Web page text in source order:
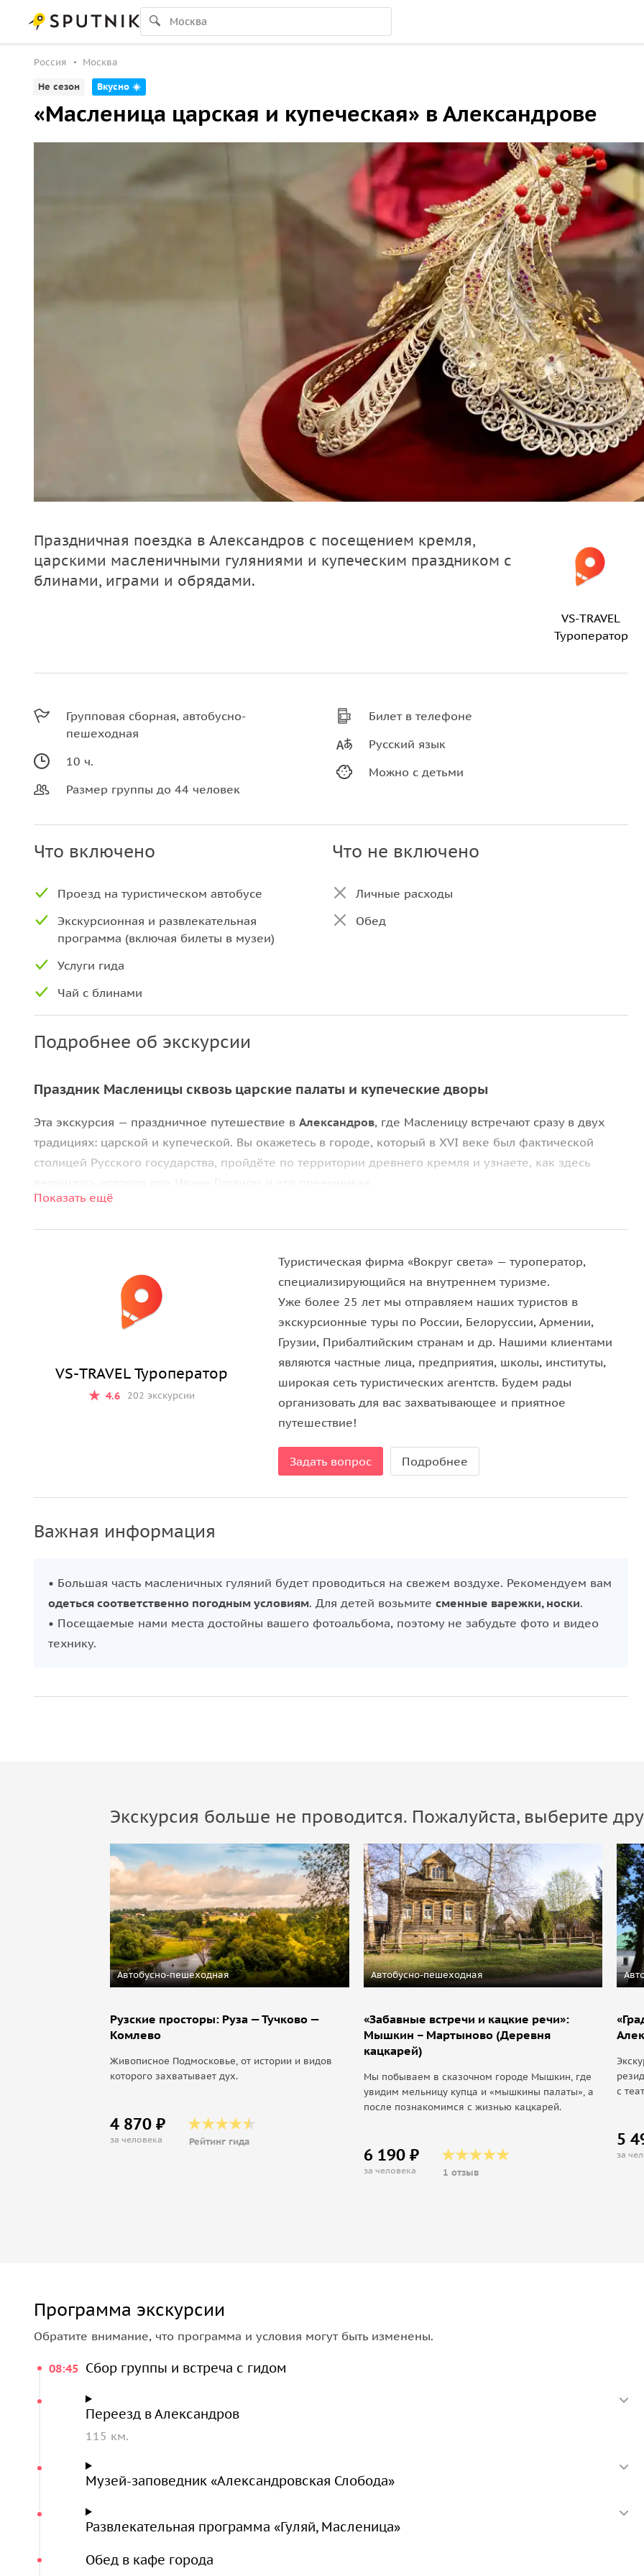
Россия
Москва
Не сезон
Вкусно ☀️
«Масленица царская и купеческая» в Александрове
Праздничная поездка в Александров с посещением кремля,
царскими масленичными гуляниями и купеческим праздником с
блинами, играми и обрядами.
VS-TRAVEL
Туроператор
Групповая сборная, автобусно-
пешеходная
10 ч.
Размер группы до 44 человек
Билет в телефоне
Русский язык
Можно с детьми
Что включено
Проезд на туристическом автобусе
Экскурсионная и развлекательная
программа (включая билеты в музеи)
Услуги гида
Чай с блинами
Что не включено
Личные расходы
Обед
Подробнее об экскурсии
Праздник Масленицы сквозь царские палаты и купеческие дворы
Эта экскурсия — праздничное путешествие в Александров, где Масленицу встречают сразу в двух
традициях: царской и купеческой. Вы окажетесь в городе, который в XVI веке был фактической
столицей Русского государства, пройдёте по территории древнего кремля и узнаете, как здесь
усадьбе купца Первушина
забавами. Этот маршрут соединяет историю, театр и народные традиции, позволяя прожить
Масленицу так, как её отмечали в разные эпохи.
Показать ещё
VS-TRAVEL Туроператор
4.6 202 экскурсии
Туристическая фирма «Вокруг света» — туроператор,
специализирующийся на внутреннем туризме.
Уже более 25 лет мы отправляем наших туристов в
экскурсионные туры по России, Белоруссии, Армении,
Грузии, Прибалтийским странам и др. Нашими клиентами
являются частные лица, предприятия, школы, институты,
широкая сеть туристических агентств. Будем рады
организовать для вас захватывающее и приятное
путешествие!
Задать вопрос Подробнее
Важная информация
• Большая часть масленичных гуляний будет проводиться на свежем воздухе. Рекомендуем вам
одеться соответственно погодным условиям. Для детей возьмите сменные варежки, носки.
• Посещаемые нами места достойны вашего фотоальбома, поэтому не забудьте фото и видео
технику.
Экскурсия больше не проводится. Пожалуйста, выберите
Автобусно-пешеходная
Рузские просторы: Руза — Тучково —
Комлево
Живописное Подмосковье, от истории и видов
которого захватывает дух.
4 870 ₽
за человека Рейтинг гида
Автобусно-пешеходная
«Забавные встречи и кацкие речи»:
Мышкин – Мартыново (Деревня
кацкарей)
Мы побываем в сказочном городе Мышкин, где
увидим мельницу купца и «мышкины палаты», а
после познакомимся с жизнью кацкарей.
6 190 ₽
за человека 1 отзыв
с
5
за
Программа экскурсии
Обратите внимание, что программа и условия могут быть изменены.
08:45 Сбор группы и встреча с гидом
Переезд в Александров
115 км.
Музей-заповедник «Александровская Слобода»
Развлекательная программа «Гуляй, Масленица»
Обед в кафе города